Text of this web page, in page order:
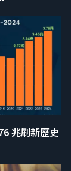
兆刷新歷史